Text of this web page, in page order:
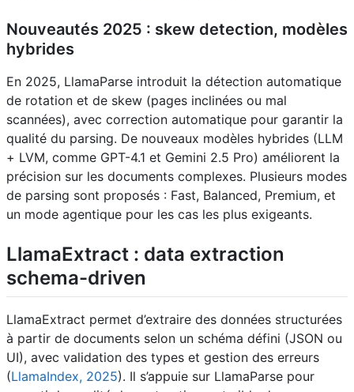
Nouveautés 2025 : skew detection, modèles
hybrides
En 2025, LlamaParse introduit la détection automatique
de rotation et de skew (pages inclinées ou mal
scannées), avec correction automatique pour garantir la
qualité du parsing. De nouveaux modèles hybrides (LLM
+ LVM, comme GPT-4.1 et Gemini 2.5 Pro) améliorent la
précision sur les documents complexes. Plusieurs modes
de parsing sont proposés : Fast, Balanced, Premium, et
un mode agentique pour les cas les plus exigeants.
LlamaExtract : data extraction
schema-driven
LlamaExtract permet d’extraire des données structurées
à partir de documents selon un schéma défini (JSON ou
UI), avec validation des types et gestion des erreurs
(LlamaIndex, 2025). Il s’appuie sur LlamaParse pour